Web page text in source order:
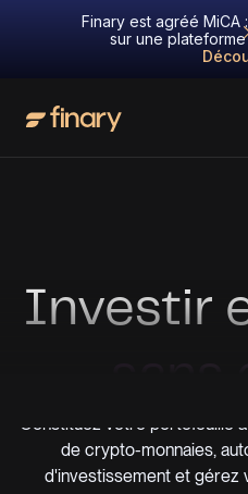
Finary est agréé
sur une
Investir
sans
Constituez votre portefeuille
de crypto-monnaies,
d'investissement et gérez